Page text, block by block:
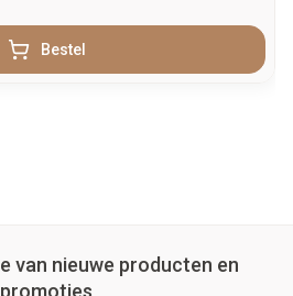
Bestel
van nieuwe producten en
promoties